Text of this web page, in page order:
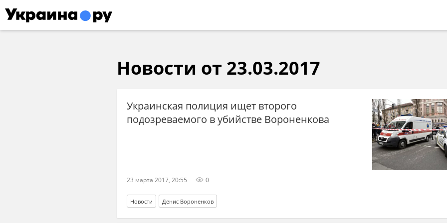
Новости от 23.03.2017
Украинская полиция ищет второго
подозреваемого в убийстве Вороненкова
23 марта 2017, 20:55 0
Новости Денис Вороненков